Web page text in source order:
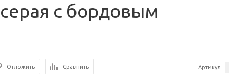
с бордовым
Артикул
Отложить Сравнить